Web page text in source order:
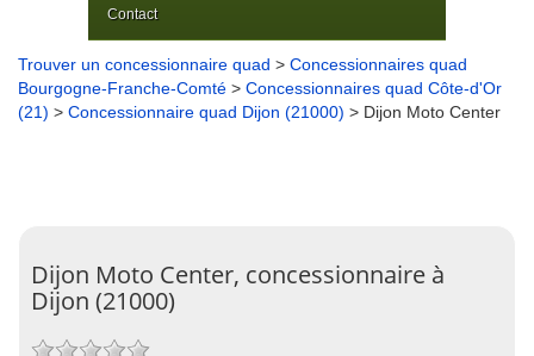
Contact
Trouver un concessionnaire quad > Concessionnaires quad
Bourgogne-Franche-Comté > Concessionnaires quad Côte-d'Or
(21) > Concessionnaire quad Dijon (21000) > Dijon Moto Center
Dijon Moto Center, concessionnaire à
Dijon (21000)